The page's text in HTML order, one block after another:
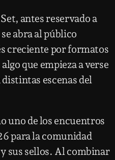
antes reservado a
abra al público
creciente por formatos
que empieza a verse
escenas del
uno de los encuentros
para la comunidad
sus sellos. Al combinar